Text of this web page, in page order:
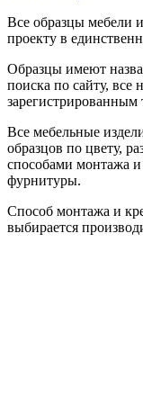
Все образцы мебели
проекту в
Образцы имеют
поиска по сайту, все
Все мебельные
образцов по цвету,
способами монтажа
фурнитуры.
Способ монтажа и
выбирается